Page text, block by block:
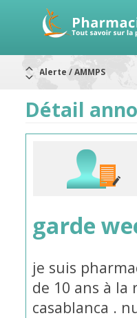
Aureomycine
RAPPELS DE LOTS
Rappel de lots :
Détail
garde
je suis
de 10 ans à la
casablanca .